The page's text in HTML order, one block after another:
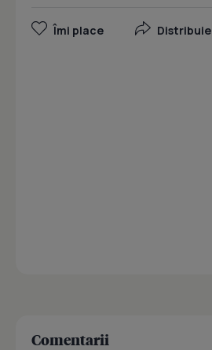
Îmi place Distribuie
Comentarii